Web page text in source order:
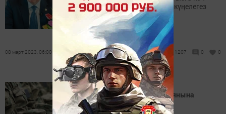
бирә. Сабырлыгыгыз, изге күңелегез
өчен олы рәхмәт сезгә!
08 март 2023, 06:00 1207 0 0
Махсус хәрби операциядә
катнашучылар гаиләләре янына
кайтып килә алачак